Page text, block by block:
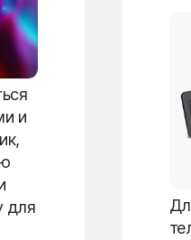
и
для